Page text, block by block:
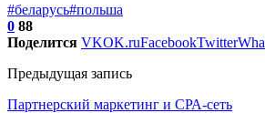
#беларусь#польша
0 88
Поделится VKOK.ruFacebookTwitter
Предыдущая запись
Партнерский маркетинг и СРА-сеть